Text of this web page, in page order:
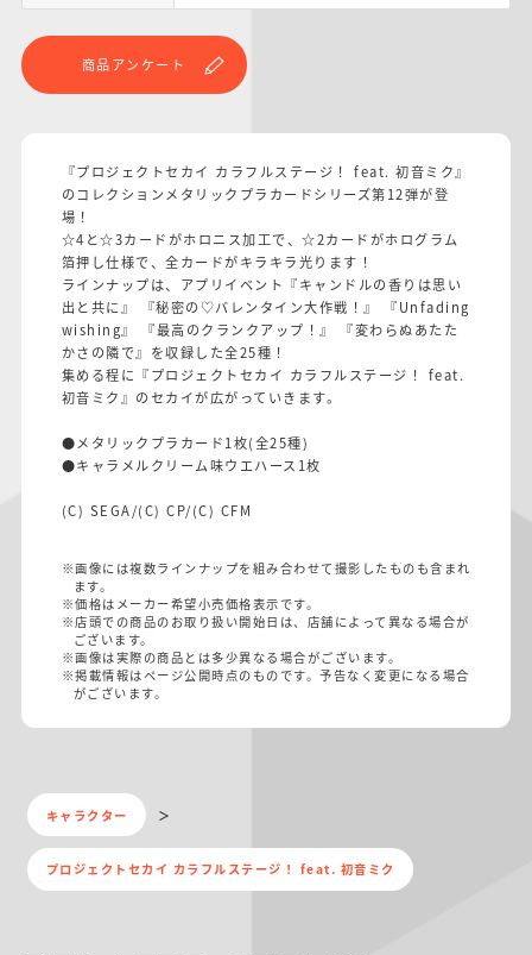
商品アンケート
『プロジェクトセカイ カラフルステージ！ feat. 初音ミク』
のコレクションメタリックプラカードシリーズ第12弾が登
場！
☆4と☆3カードがホロニス加工で、☆2カードがホログラム
箔押し仕様で、全カードがキラキラ光ります！
ラインナップは、アプリイベント『キャンドルの香りは思い
出と共に』 『秘密の♡バレンタイン大作戦！』 『Unfading
wishing』 『最高のクランクアップ！』 『変わらぬあたた
かさの隣で』を収録した全25種！
集める程に『プロジェクトセカイ カラフルステージ！ feat.
初音ミク』のセカイが広がっていきます。
●メタリックプラカード1枚(全25種)
●キャラメルクリーム味ウエハース1枚
(C) SEGA/(C) CP/(C) CFM
※画像には複数ラインナップを組み合わせて撮影したものも含まれ
ます。
※価格はメーカー希望小売価格表示です。
※店頭での商品のお取り扱い開始日は、店舗によって異なる場合が
ございます。
※画像は実際の商品とは多少異なる場合がございます。
※掲載情報はページ公開時点のものです。予告なく変更になる場合
がございます。
キャラクター
プロジェクトセカイ カラフルステージ！ feat. 初音ミク